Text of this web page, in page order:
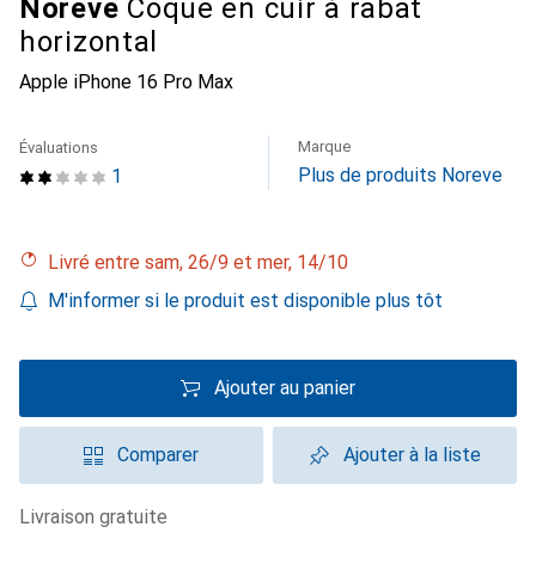
Noreve Coque en cuir à rabat
horizontal
Apple iPhone 16 Pro Max
1
Évaluations Marque
Plus de produits Noreve
Livré entre sam, 26/9 et mer, 14/10
M'informer si le produit est disponible plus tôt
Ajouter au panier
Comparer Ajouter à la liste
livraison gratuite